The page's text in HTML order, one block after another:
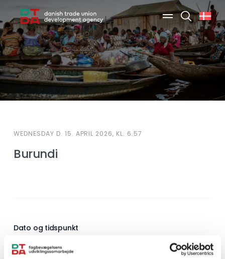
Search
WEDNESDAY D. 15. APRIL 2026, KL. 6.57
Burundi
Dato og tidspunkt